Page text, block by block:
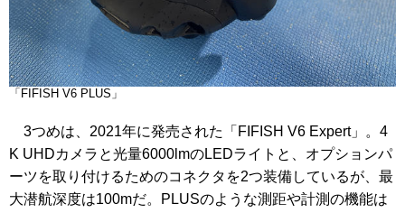
「FIFISH V6 PLUS」
3つめは、2021年に発売された「FIFISH V6 Expert」。4
K UHDカメラと光量6000lmのLEDライトと、オプションパ
ーツを取り付けるためのコネクタを2つ装備しているが、最
大潜航深度は100mだ。PLUSのような測距や計測の機能は